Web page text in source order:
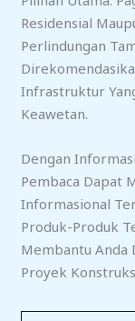
Residensial
Perlindungan
Infrastruktur
Keawetan.
Dengan
Pembaca Dapat
Informasional
Produk-Produk
Membantu Anda
Proyek